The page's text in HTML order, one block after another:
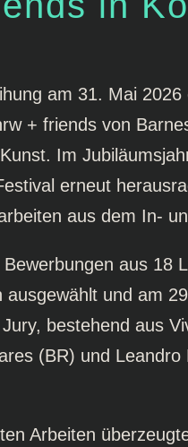
am 31. Mai
+ friends von
Im
erneut
aus dem In-
aus 18
ausgewählt und am
bestehend aus
(BR) und
Arbeiten